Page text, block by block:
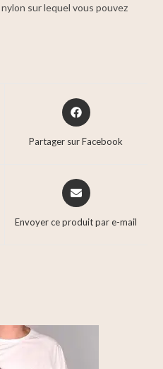
sur lequel vous pouvez
Partager sur Facebook
Envoyer ce produit par e-mail